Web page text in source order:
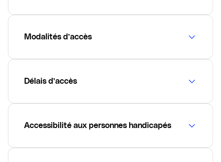
Modalités d’accès
Délais d’accès
Accessibilité aux personnes handicapés